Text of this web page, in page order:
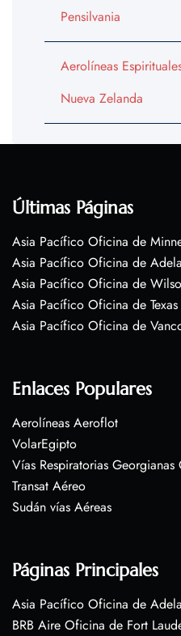
Pensilvania
Aerolíneas
Nueva Zelanda
Últimas Páginas
Asia Pacífico Oficina de
Asia Pacífico Oficina de
Asia Pacífico Oficina de
Asia Pacífico Oficina de
Asia Pacífico Oficina de
Enlaces Populares
Aerolíneas Aeroflot
VolarEgipto
Vías Respiratorias
Transat Aéreo
Sudán vías Aéreas
Páginas Principales
Asia Pacífico Oficina de
BRB Aire Oficina de Fort